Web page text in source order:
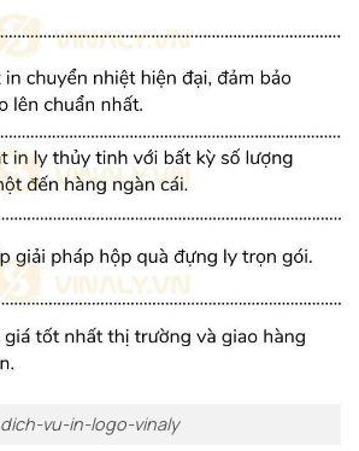
dich-vu-in-logo-vinaly